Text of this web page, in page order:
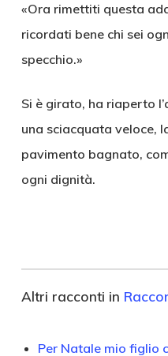
«Ora rimettiti questa
ricordati bene chi sei
specchio.»
Si è girato, ha riaperto
una sciacquata veloce,
pavimento bagnato,
ogni dignità.
Altri racconti in
Per Natale mio figlio